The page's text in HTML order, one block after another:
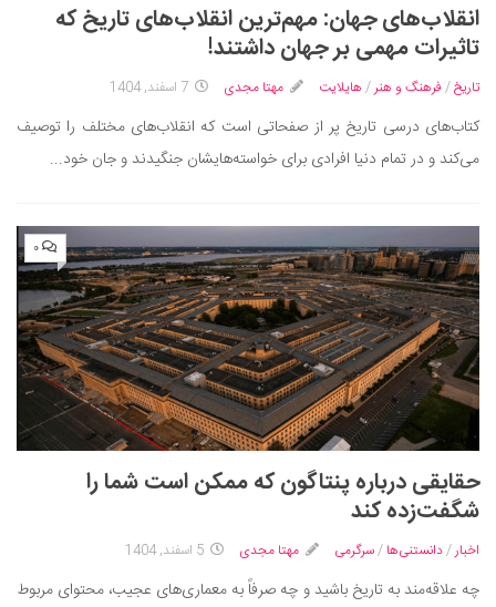
انقلاب‌های جهان: مهم‌ترین انقلاب‌های تاریخ که
تاثیرات مهمی بر جهان داشتند!
تاریخ/ فرهنگ و هنر/ هایلایت مهتا مجدی 7 اسفند, 1404
کتاب‌های درسی تاریخ پر از صفحاتی است که انقلاب‌های مختلف را توصیف
می‌کند و در تمام دنیا افرادی برای خواسته‌هایشان جنگیدند و جان خود...
۰
حقایقی درباره پنتاگون که ممکن است شما را
شگفت‌زده کند
اخبار/دانستنی‌ها /سرگرمی مهتا مجدی 5 اسفند, 1404
چه علاقه‌مند به تاریخ باشید و چه صرفاً به معماری‌های عجیب، محتوای مربوط